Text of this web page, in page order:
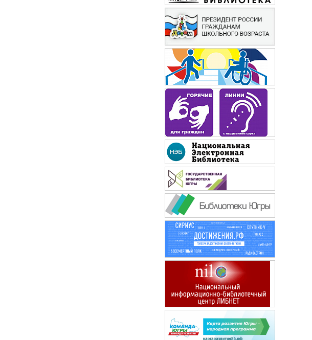
60 лет не возраст